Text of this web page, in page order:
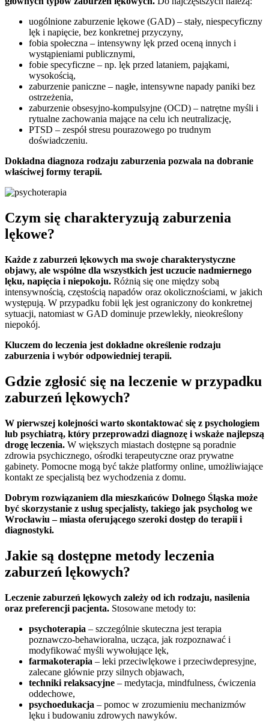
uogólnione zaburzenie lękowe (GAD) – stały, niespecyficzny
lęk i napięcie, bez konkretnej przyczyny,
fobia społeczna – intensywny lęk przed oceną innych i
wystąpieniami publicznymi,
fobie specyficzne – np. lęk przed lataniem, pająkami,
wysokością,
zaburzenie paniczne – nagłe, intensywne napady paniki bez
ostrzeżenia,
zaburzenie obsesyjno-kompulsyjne (OCD) – natrętne myśli i
rytualne zachowania mające na celu ich neutralizację,
PTSD – zespół stresu pourazowego po trudnym
doświadczeniu.
Dokładna diagnoza rodzaju zaburzenia pozwala na dobranie
właściwej formy terapii.
Czym się charakteryzują zaburzenia
lękowe?
Każde z zaburzeń lękowych ma swoje charakterystyczne
objawy, ale wspólne dla wszystkich jest uczucie nadmiernego
lęku, napięcia i niepokoju. Różnią się one między sobą
intensywnością, częstością napadów oraz okolicznościami, w jakich
występują. W przypadku fobii lęk jest ograniczony do konkretnej
sytuacji, natomiast w GAD dominuje przewlekły, nieokreślony
niepokój.
Kluczem do leczenia jest dokładne określenie rodzaju
zaburzenia i wybór odpowiedniej terapii.
Gdzie zgłosić się na leczenie w przypadku
zaburzeń lękowych?
W pierwszej kolejności warto skontaktować się z psychologiem
lub psychiatrą, który przeprowadzi diagnozę i wskaże najlepszą
drogę leczenia. W większych miastach dostępne są poradnie
zdrowia psychicznego, ośrodki terapeutyczne oraz prywatne
gabinety. Pomocne mogą być także platformy online, umożliwiające
kontakt ze specjalistą bez wychodzenia z domu.
Dobrym rozwiązaniem dla mieszkańców Dolnego Śląska może
być skorzystanie z usług specjalisty, takiego jak psycholog we
Wrocławiu – miasta oferującego szeroki dostęp do terapii i
diagnostyki.
Jakie są dostępne metody leczenia
zaburzeń lękowych?
Leczenie zaburzeń lękowych zależy od ich rodzaju, nasilenia
oraz preferencji pacjenta. Stosowane metody to:
psychoterapia – szczególnie skuteczna jest terapia
poznawczo-behawioralna, ucząca, jak rozpoznawać i
modyfikować myśli wywołujące lęk,
farmakoterapia – leki przeciwlękowe i przeciwdepresyjne,
zalecane głównie przy silnych objawach,
techniki relaksacyjne – medytacja, mindfulness, ćwiczenia
oddechowe,
psychoedukacja – pomoc w zrozumieniu mechanizmów
lęku i budowaniu zdrowych nawyków.